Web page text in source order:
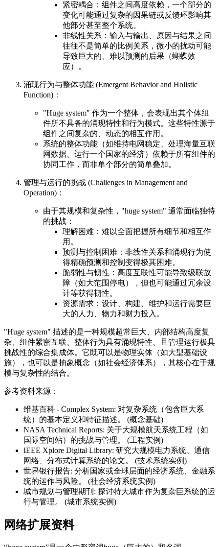
紧密耦合：组件之间高度依赖，一个部分的
变化可能通过复杂的因果链或反馈环影响其
他部分甚至整个系统。
非线性关系：输入与输出、原因与结果之间
往往不是简单的比例关系，微小的扰动可能
导致巨大的、难以预测的后果（蝴蝶效
应）。
涌现行为与整体功能 (Emergent Behavior and Holistic
Function)：
"Huge system" 作为一个整体，会表现出其个体组
件所不具备的涌现特性和行为模式。这些特性源于
组件之间复杂的、动态的相互作用。
系统的整体功能（如维持电网稳定、处理海量互联
网数据、运行一个国家的经济）依赖于所有组件的
协同工作，而非单个部分的简单叠加。
管理与运行的挑战 (Challenges in Management and
Operation)：
由于其规模和复杂性，"huge system" 通常面临独特
的挑战：
理解困难：难以全面把握所有细节和相互作
用。
预测与控制困难：非线性关系和涌现行为使
得精确预测和控制变得极其困难。
脆弱性与韧性：高度互联性可能导致级联故
障（如大范围停电），但也可能通过冗余设
计等获得韧性。
资源需求：设计、构建、维护和运行需要巨
大的人力、物力和财力投入。
"Huge system" 描述的是一种规模超常巨大、内部结构高度复
杂、组件紧密互联、整体行为具有涌现特性、且管理运行极具
挑战性的综合集成体。它既可以是物理实体（如大型基础设
施），也可以是抽象概念（如社会经济体系），其核心在于规
模与复杂性的结合。
参考资料来源：
维基百科 - Complex System: 对复杂系统（包含巨大系
统）的基本定义和特征描述。 (概念基础)
NASA Technical Reports: 关于大规模航天系统工程（如
国际空间站）的挑战与管理。 (工程实例)
IEEE Xplore Digital Library: 研究大规模电力系统、通信
网络、分布式计算系统的论文。 (技术系统实例)
世界银行报告: 分析国家或全球层面的经济系统、金融系
统的运作与风险。 (社会经济系统实例)
城市规划与管理期刊: 探讨特大城市作为复杂巨系统的运
行与管理。 (城市系统实例)
网络扩展资料